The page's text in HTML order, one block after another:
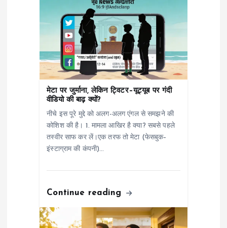
मेटा पर जुर्माना, लेकिन ट्विटर–यूट्यूब पर गंदी
वीडियो की बाढ़ क्यों?
नीचे इस पूरे मुद्दे को अलग-अलग एंगल से समझने की
कोशिश की है। 1. मामला आखिर है क्या? सबसे पहले
तस्वीर साफ कर लें।एक तरफ तो मेटा (फेसबुक–
इंस्टाग्राम की कंपनी)…
Continue reading